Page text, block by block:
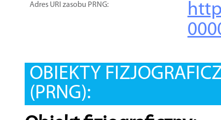
Adres URI zasobu PRNG:
OBIEKTY
(PRNG):